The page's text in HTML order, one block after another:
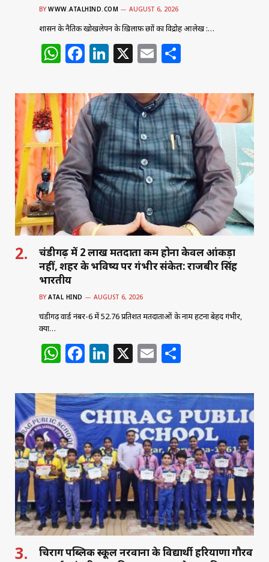
BY WWW.ATALHIND.COM AUGUST 6, 2026
शासन के नैतिक खोखलेपन के ख़िलाफ़ छात्रों का विद्रोह आलेख :…
W
at
s
A
p
p
F
c
e
b
o
o
k
Li
k
e
dI
n
X E
ai
l
ar
e
चंडीगढ़ में 2 लाख मतदाता कम होना केवल आंकड़ा
नहीं, शहर के भविष्य पर गंभीर संकेत: राजबीर सिंह
भारतीय
BY ATAL HIND AUGUST 6, 2026
चंडीगढ़ वार्ड नंबर-6 में 52.76 प्रतिशत मतदाताओं के नाम हटना बेहद गंभीर,
क्या…
W
at
s
A
p
p
F
c
e
b
o
o
k
Li
k
e
dI
n
X E
ai
l
ar
e
चिराग पब्लिक स्कूल नरवाना के विद्यार्थी हरियाणा गौरव